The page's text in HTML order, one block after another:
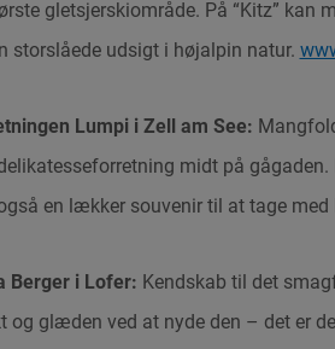
gletsjerskiområde. På “Kitz” kan
storslåede udsigt i højalpin natur.
Lumpi i Zell am See:
midt på
en lækker souvenir til at tage med
Berger i Lofer: Kendskab til det
og glæden ved at nyde den – det er